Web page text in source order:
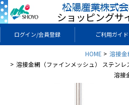
ショッピングサ
ログイン/会員登録 ご利用ガイド
HOME 溶接金
溶接金網（ファインメッシュ） ステン
溶接